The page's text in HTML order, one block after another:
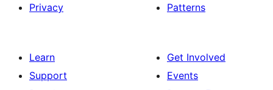
Privacy
Patterns
Learn
Support
Get Involved
Events